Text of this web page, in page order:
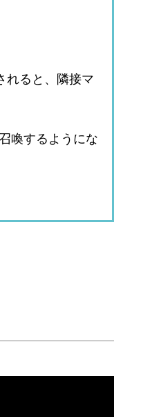
れると、隣接マ
喚するようにな